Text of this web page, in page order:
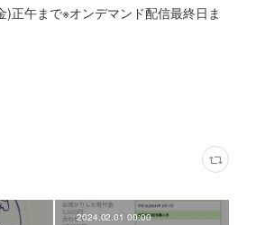
正午まで※オンデマンド配信最終日ま
2024.02.01 00:00